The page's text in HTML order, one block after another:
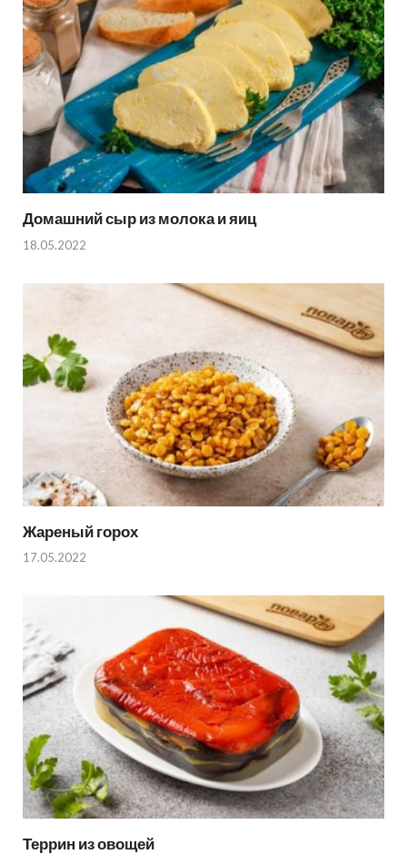
Домашний сыр из молока и яиц
18.05.2022
Жареный горох
17.05.2022
Террин из овощей